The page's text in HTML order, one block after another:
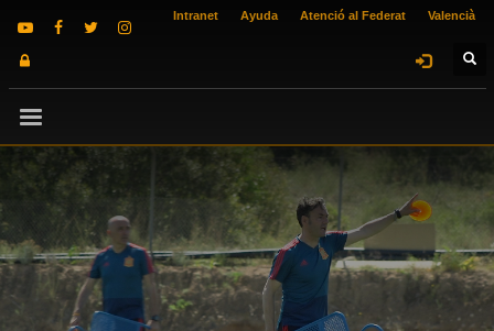
Intranet Ayuda Atenció al Federat Valencià